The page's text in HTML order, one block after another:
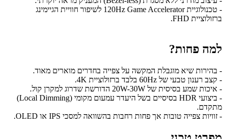
- טכנולוגיית 120Hz Game Accelerator לשיפור חוויית הגיימינג
ברזולוציית FHD.
למה פחות?
- בהירות שיא מוגבלת המקשה על צפייה בחדרים מוארים מאוד.
- קצב רענון טבעי של 60Hz בלבד ברזולוציית 4K.
- איכות שמע בסיסית של 20W-30W הדורשת שדרוג למקרן קול.
- ביצועי HDR בסיסיים בשל היעדר עמעום מקומי (Local Dimming)
מתקדם.
- זוויות צפייה טובות אך פחות רחבות בהשוואה למסכי IPS או OLED.